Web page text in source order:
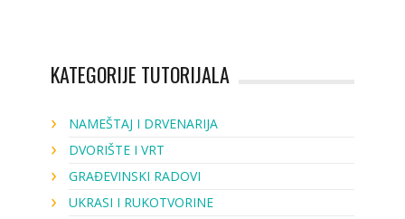
KATEGORIJE TUTORIJALA
NAMEŠTAJ I DRVENARIJA
DVORIŠTE I VRT
GRAĐEVINSKI RADOVI
UKRASI I RUKOTVORINE